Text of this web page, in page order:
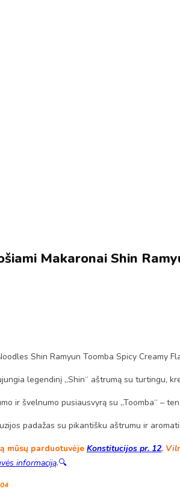
Makaronai Shin
Shin Ramyun Toomba Spicy Creamy
legendinį „Shin“ aštrumą su turtingu,
ir švelnumo pusiausvyrą su „Toomba“ –
padažas su pikantišku aštrumu ir
mūsų parduotuvėje Konstitucijos pr. 12,
informaciją.🔍